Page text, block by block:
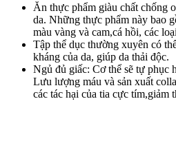
Ăn thực phẩm giàu chất chống
da. Những thực phẩm này bao
màu vàng và cam,cá hồi, các
Tập thể dục thường xuyên có
kháng của da, giúp da thải độc.
Ngủ đủ giấc: Cơ thể sẽ tự phục
Lưu lượng máu và sản xuất
các tác hại của tia cực tím,giảm